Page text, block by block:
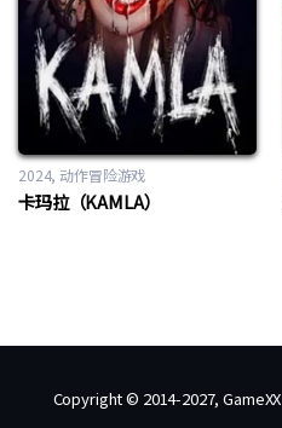
2024 动作冒险游戏
卡玛拉（KAMLA）
Copyright © 2014-2027, GameXX